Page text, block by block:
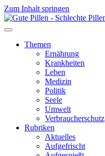
Zum Inhalt springen
Themen
Ernährung
Krankheiten
Leben
Medizin
Politik
Seele
Umwelt
Verbraucherschutz
Rubriken
Aktuelles
Aufgefrischt